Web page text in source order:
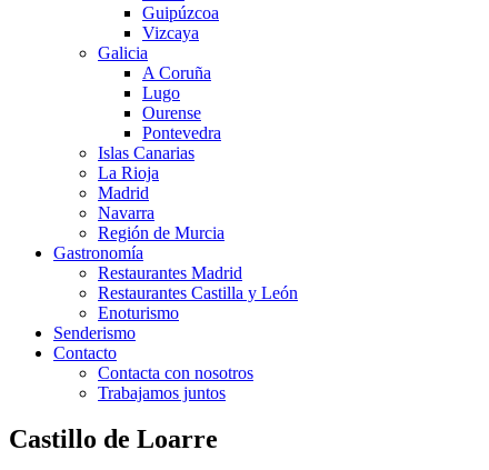
Guipúzcoa
Vizcaya
Galicia
A Coruña
Lugo
Ourense
Pontevedra
Islas Canarias
La Rioja
Madrid
Navarra
Región de Murcia
Gastronomía
Restaurantes Madrid
Restaurantes Castilla y León
Enoturismo
Senderismo
Contacto
Contacta con nosotros
Trabajamos juntos
Castillo de Loarre